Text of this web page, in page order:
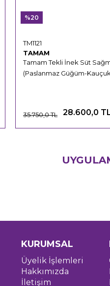
TAMAM
Tamam Tekli İnek Süt
(Paslanmaz Güğüm-
TM1121
28.600,0
35.750,0 TL
%20
KURUMSAL
Üyelik İşlemleri
Hakkımızda
İletişim